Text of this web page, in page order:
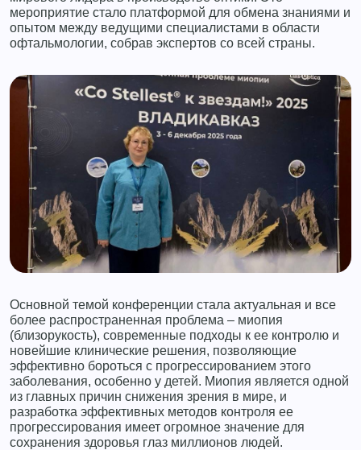
мероприятие стало платформой для обмена знаниями и
опытом между ведущими специалистами в области
офтальмологии, собрав экспертов со всей страны.
Основной темой конференции стала актуальная и все
более распространенная проблема – миопия
(близорукость), современные подходы к ее контролю и
новейшие клинические решения, позволяющие
эффективно бороться с прогрессированием этого
заболевания, особенно у детей. Миопия является одной
из главных причин снижения зрения в мире, и
разработка эффективных методов контроля ее
прогрессирования имеет огромное значение для
сохранения здоровья глаз миллионов людей.